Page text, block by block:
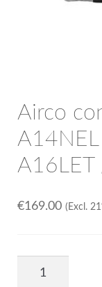
Airco
A16LET
€169.00 (Excl.